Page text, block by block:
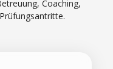
Coaching,